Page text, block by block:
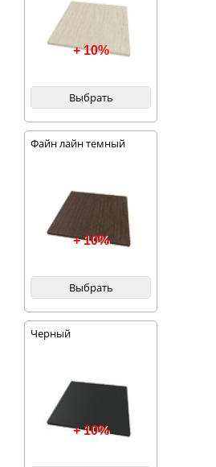
+ 10%
Выбрать
Файн лайн темный
+ 10%
Выбрать
Черный
+ 10%